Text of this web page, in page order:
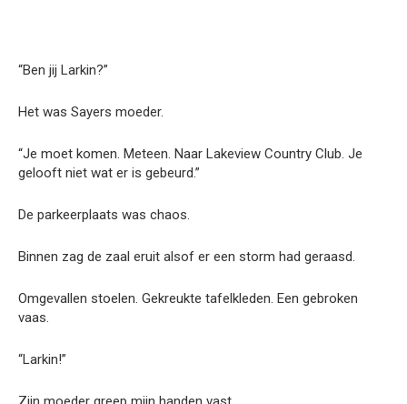
“Ben jij Larkin?”
Het was Sayers moeder.
“Je moet komen. Meteen. Naar Lakeview Country Club. Je
gelooft niet wat er is gebeurd.”
De parkeerplaats was chaos.
Binnen zag de zaal eruit alsof er een storm had geraasd.
Omgevallen stoelen. Gekreukte tafelkleden. Een gebroken
vaas.
“Larkin!”